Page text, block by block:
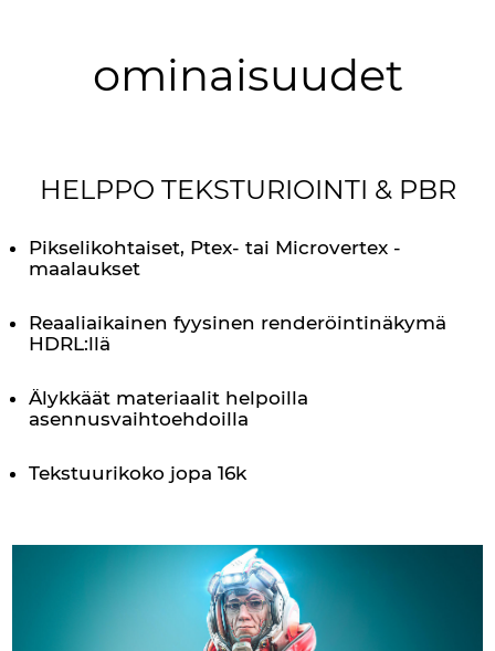
ominaisuudet
HELPPO TEKSTURIOINTI & PBR
Pikselikohtaiset, Ptex- tai Microvertex -
maalaukset
Reaaliaikainen fyysinen renderöintinäkymä
HDRL:llä
Älykkäät materiaalit helpoilla
asennusvaihtoehdoilla
Tekstuurikoko jopa 16k